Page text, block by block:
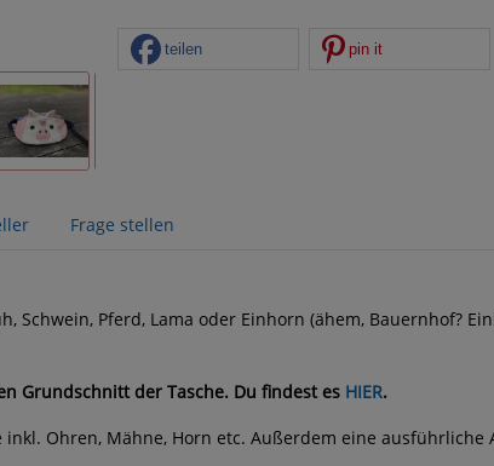
teilen pin it
Frage stellen
Schwein, Pferd, Lama oder Einhorn (ähem, Bauernhof?
Grundschnitt der Tasche. Du findest es HIER.
Ohren, Mähne, Horn etc. Außerdem eine ausführliche